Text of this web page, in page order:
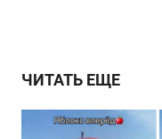
ЧИТАТЬ ЕЩЕ